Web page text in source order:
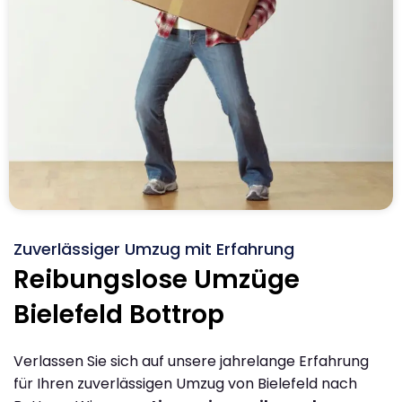
Zuverlässiger Umzug mit Erfahrung
Reibungslose Umzüge
Bielefeld Bottrop
Verlassen Sie sich auf unsere jahrelange Erfahrung
für Ihren zuverlässigen Umzug von Bielefeld nach